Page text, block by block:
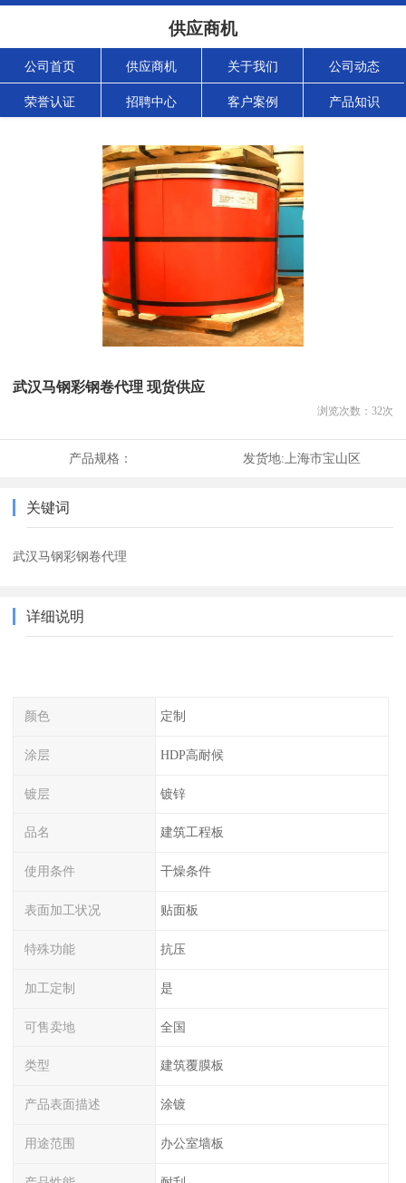
供应商机
公司首页 供应商机 关于我们 公司动态
荣誉认证 招聘中心 客户案例 产品知识
武汉马钢彩钢卷代理 现货供应
浏览次数： 32次
产品规格： 发货地: 上海市宝山区
关键词
武汉马钢彩钢卷代理
详细说明
颜色 定制
涂层 HDP高耐候
镀层 镀锌
品名 建筑工程板
使用条件 干燥条件
表面加工状况 贴面板
特殊功能 抗压
加工定制 是
可售卖地 全国
类型 建筑覆膜板
产品表面描述 涂镀
用途范围 办公室墙板